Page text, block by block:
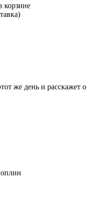
корзине
же день и расскажет о